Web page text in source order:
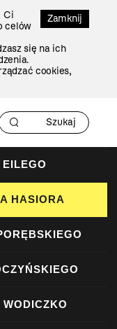
Zamknij
Ci
celów
się na ich
cookies,
HASIORA